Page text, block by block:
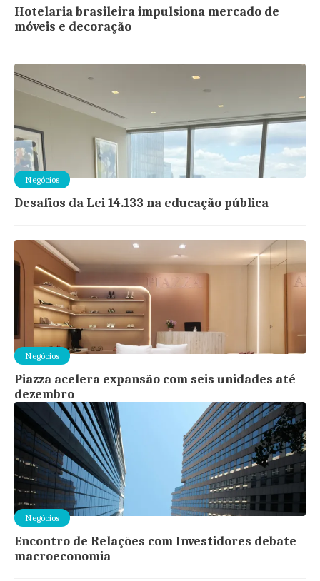
Hotelaria brasileira impulsiona mercado de
móveis e decoração
Negócios
Desafios da Lei 14.133 na educação pública
Negócios
Piazza acelera expansão com seis unidades até
dezembro
Negócios
Encontro de Relações com Investidores debate
macroeconomia